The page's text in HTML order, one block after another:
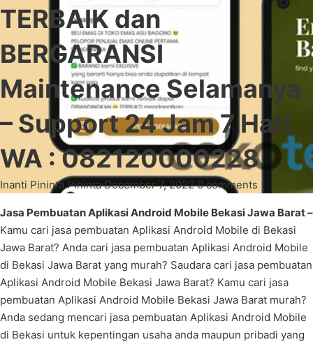
TERBAIK dan
BERGARANSI
Maintenance Selamanya
– Support 24 Jam 7 Hari
WA : 082120000228
Inanti Pininta Pininta·December 7, 2022·0 comments
Jasa Pembuatan Aplikasi Android Mobile Bekasi Jawa Barat –
Kamu cari jasa pembuatan Aplikasi Android Mobile di Bekasi
Jawa Barat? Anda cari jasa pembuatan Aplikasi Android Mobile
di Bekasi Jawa Barat yang murah? Saudara cari jasa pembuatan
Aplikasi Android Mobile Bekasi Jawa Barat? Kamu cari jasa
pembuatan Aplikasi Android Mobile Bekasi Jawa Barat murah?
Anda sedang mencari jasa pembuatan Aplikasi Android Mobile
di Bekasi untuk kepentingan usaha anda maupun pribadi yang